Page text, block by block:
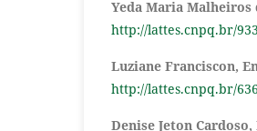
Yeda Maria Malheiros
http://lattes.cnpq.br/
Luziane Franciscon,
http://lattes.cnpq.br/
Denise Jeton Cardoso,